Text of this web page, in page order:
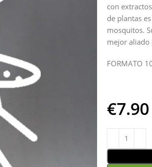
con
de plantas
mosquitos.
mejor aliado
FORMATO
€7.90